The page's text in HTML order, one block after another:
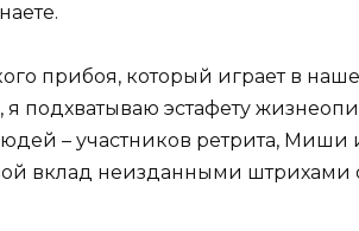
прибоя, который играет в
подхватываю эстафету
– участников ретрита, Миши
вклад неизданными штрихами